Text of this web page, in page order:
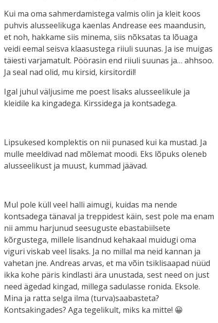
Kui ma oma sahmerdamistega valmis olin ja kleit koos
puhvis alusseelikuga kaenlas Andrease ees maandusin,
et noh, hakkame siis minema, siis nõksatas ta lõuaga
veidi eemal seisva klaasustega riiuli suunas. Ja ise muigas
täiesti varjamatult. Pöörasin end riiuli suunas ja… ahhsoo.
Ja seal nad olid, mu kirsid, kirsitordil!
Igal juhul väljusime me poest lisaks alusseelikule ja
kleidile ka kingadega. Kirssidega ja kontsadega.
Lipsukesed komplektis on nii punased kui ka mustad. Ja
mulle meeldivad nad mõlemat moodi. Eks lõpuks oleneb
alusseelikust ja muust, kummad jäävad.
Mul pole küll veel halli aimugi, kuidas ma nende
kontsadega tänaval ja treppidest käin, sest pole ma enam
nii ammu harjunud seesuguste ebastabiilsete
kõrgustega, millele lisandnud kehakaal muidugi oma
viguri viskab veel lisaks. Ja no millal ma neid kannan ja
vahetan jne. Andreas arvas, et ma võin tsiklisaapad nüüd
ikka kohe päris kindlasti ära unustada, sest need on just
need ägedad kingad, millega sadulasse ronida. Eksole.
Mina ja ratta selga ilma (turva)saabasteta?
Kontsakingades? Aga tegelikult, miks ka mitte! 😀